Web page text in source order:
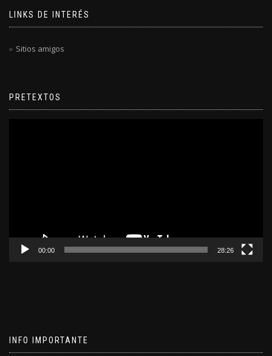
LINKS DE INTERÉS
Sitios amigos
PRETEXTOS
00:00 28:26
INFO IMPORTANTE